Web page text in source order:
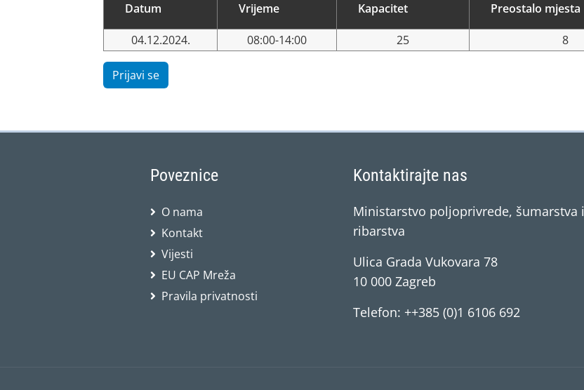
Datum Vrijeme Kapacitet Preostalo mjesta
04.12.2024. 08:00-14:00 25 8
Prijavi se
Poveznice
O nama
Kontakt
Vijesti
EU CAP Mreža
Pravila privatnosti
Kontaktirajte nas
Ministarstvo poljoprivrede, šumarstva i
ribarstva
Ulica Grada Vukovara 78
10 000 Zagreb
Telefon: ++385 (0)1 6106 692